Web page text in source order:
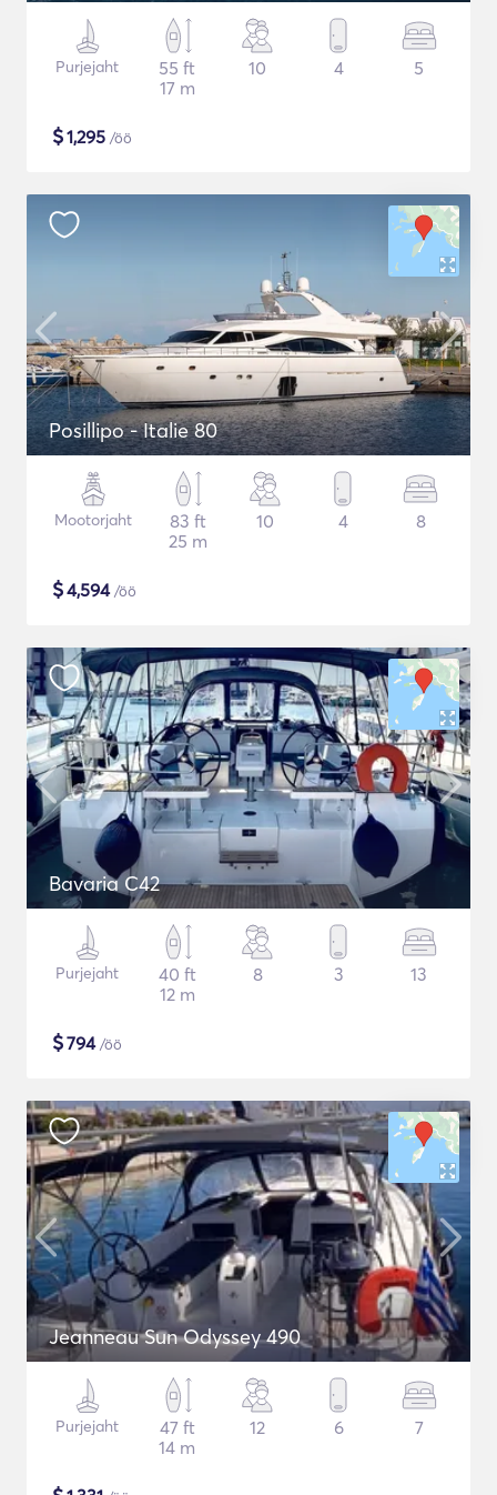
Purjejaht
55 ft
17 m
10 4 5
$1,295 /öö
Posillipo - Italie 80
Mootorjaht
83 ft
25 m
10 4 8
$4,594/öö
Bavaria C42
Purjejaht
40 ft
12 m
8 3 13
$794/öö
Jeanneau Sun Odyssey 490
Purjejaht
47 ft
14 m
12 6 7